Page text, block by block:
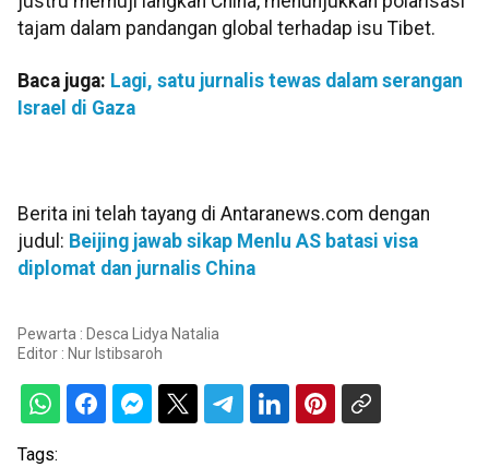
tajam dalam pandangan global terhadap isu Tibet.
Baca juga: Lagi, satu jurnalis tewas dalam serangan
Israel di Gaza
Berita ini telah tayang di Antaranews.com dengan
judul: Beijing jawab sikap Menlu AS batasi visa
diplomat dan jurnalis China
Pewarta : Desca Lidya Natalia
Editor : Nur Istibsaroh
Tags: